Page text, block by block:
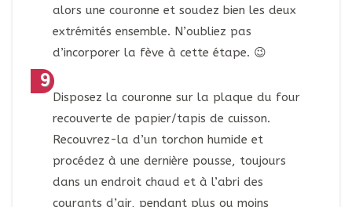
alors une couronne et soudez bien les deux
extrémités ensemble. N’oubliez pas
d’incorporer la fève à cette étape. 😉
Disposez la couronne sur la plaque du four
recouverte de papier/tapis de cuisson.
Recouvrez-la d’un torchon humide et
procédez à une dernière pousse, toujours
dans un endroit chaud et à l’abri des
courants d’air, pendant plus ou moins